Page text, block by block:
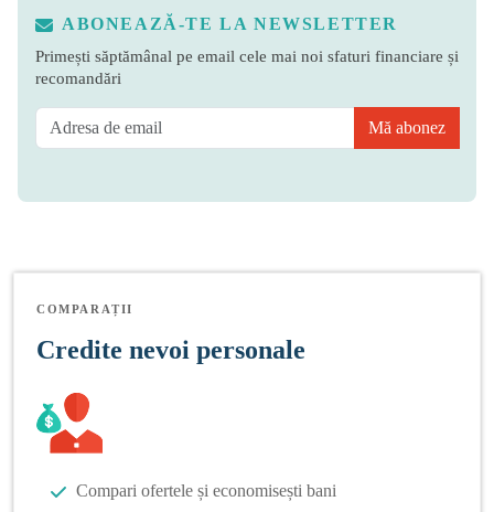
ABONEAZĂ-TE LA NEWSLETTER
Primești săptămânal pe email cele mai noi sfaturi financiare și
recomandări
Mă abonez
COMPARAȚII
Credite nevoi personale
Compari ofertele și economisești bani